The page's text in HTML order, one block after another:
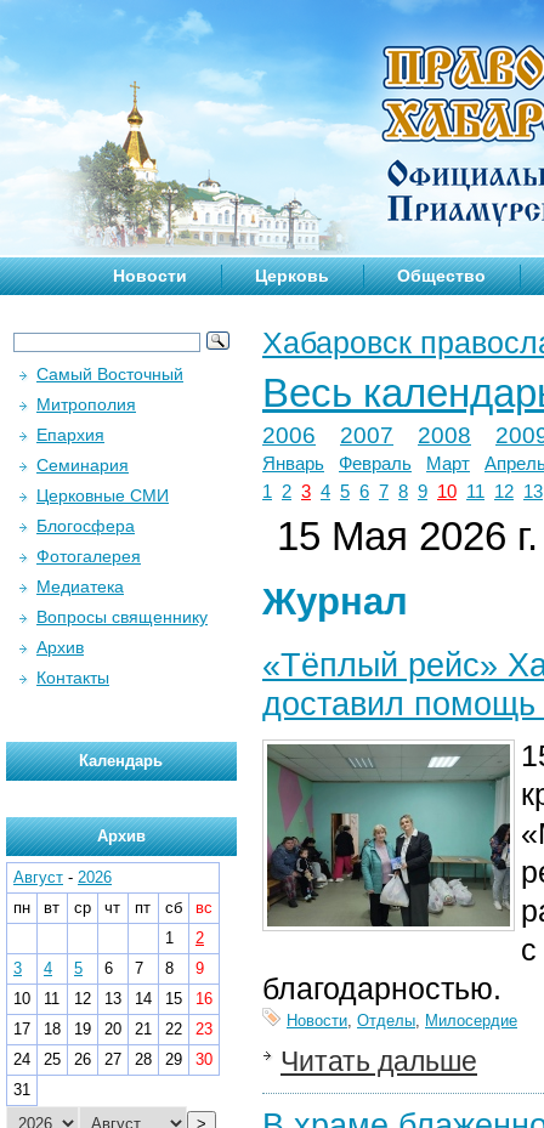
Новости Церковь Общество
Хабаровск
Весь
2006 2007 2008
Январь Февраль Март
1
2 3 4 5 6 7 8 9 10 11 12 13
15 Мая 2026 г.
Журнал
«Тёплый рейс»
доставил
благодарностью.
Новости, Отделы, Милосердие
Читать дальше
Самый Восточный
Митрополия
Епархия
Семинария
Церковные СМИ
Блогосфера
Фотогалерея
Медиатека
Вопросы священнику
Архив
Контакты
Календарь
Архив
Август - 2026
пн
вт ср чт пт сб
вс
1
2
3
4 5 6 7 8
9
10
11 12 13 14 15
16
17
18 19 20 21 22
23
24
25 26 27 28 29
30
31
>